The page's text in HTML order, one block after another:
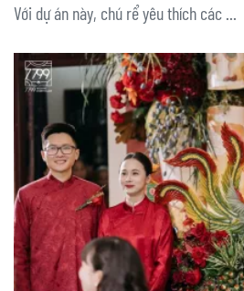
Với dự án này, chú rể yêu thích các ...